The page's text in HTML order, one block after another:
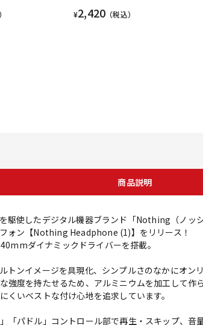
¥2,420 （税込）
商品説明
駆使したデジタル機器ブランド「Nothing（ノッ
ォン【Nothing Headphone (1)】をリリース！
ダイナミックドライバーを搭載。
トンイメージを具現化、シンプルさのなかにオン
強度を持たせるため、アルミニウムを加工して
いベストな付け心地を追求しています。
「パドル」コントロール部で再生・スキップ、音